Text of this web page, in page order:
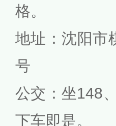
格。
地址：沈阳市
号
公交：坐148
下车即是。